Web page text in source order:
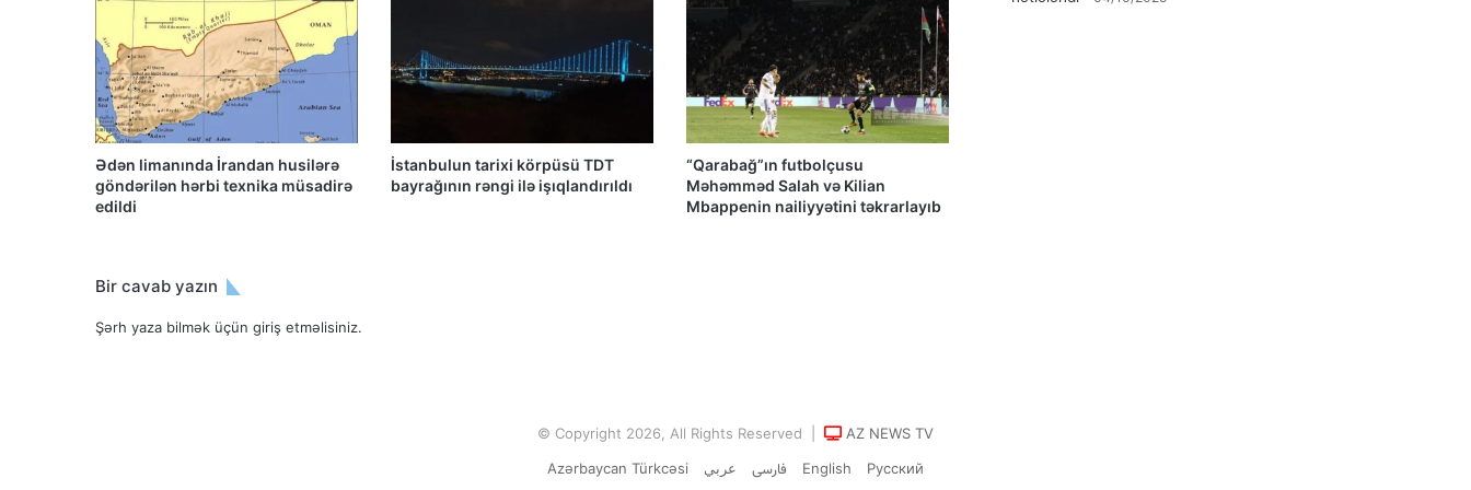
Qətər Qəzza danışıqlarını davam
etdirmək üçün Misir və Amerika ilə işə
başlayıb
Qacar Şahlarının İtən Qəbirləri və Gizli
Vəsiyyətnamə — Princess Məryəm
Fəruqi Qacar ilə Özəl Müsahibə
İran’ın son Türk hanedanının
veliahtından gdh’a özel açıklamalar
Ədən limanında İrandan husilərə
göndərilən hərbi texnika müsadirə
edildi
İstanbulun tarixi körpüsü TDT
bayrağının rəngi ilə işıqlandırıldı
“Qarabağ”ın futbolçusu
Məhəmməd Salah və Kilian
Mbappenin nailiyyətini təkrarlayıb
Bir cavab yazın
Şərh yaza bilmək üçün giriş etməlisiniz.
© Copyright 2026, All Rights Reserved |
AZ NEWS TV
Azərbaycan Türkcəsi
عربي فارسی English Русский